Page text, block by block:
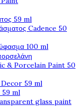
59 ml
Cadence 50
100 ml
& Porcelain Paint 50
59 ml
59 ml
glass paint